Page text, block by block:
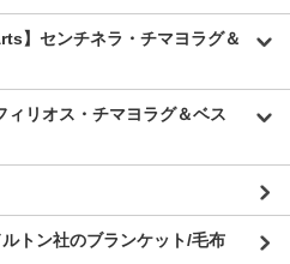
】センチネラ・チマヨラグ＆
リオス・チマヨラグ＆ベス
トン社のブランケット/毛布